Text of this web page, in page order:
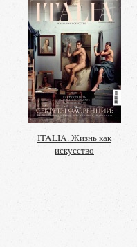
ITALIA. Жизнь как
искусство